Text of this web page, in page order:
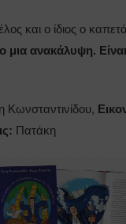
και ο ίδιος ο
μια ανακάλυψη.
Κωνσταντινίδου,
Πατάκη